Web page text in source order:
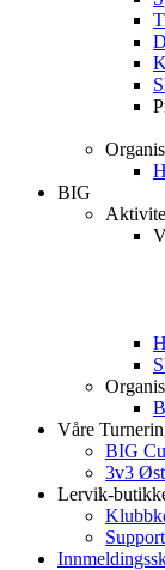
BIG
Våre
BIG
3v3
Lervik-